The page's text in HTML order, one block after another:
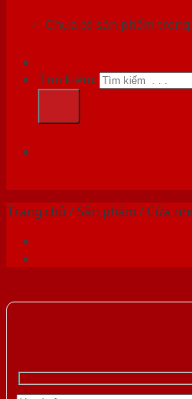
Chưa có sản phẩm
Tìm kiếm:
Trang chủ /Sản phẩm /Cửa